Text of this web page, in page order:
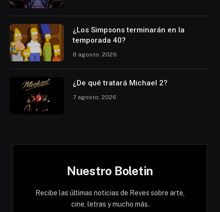
¿Los Simpsons terminarán en la
temporada 40?
8 agosto, 2026
¿De qué tratará Michael 2?
7 agosto, 2026
Nuestro Boletin
Recibe las últimas noticias de Reves sobre arte,
cine, letras y mucho más.